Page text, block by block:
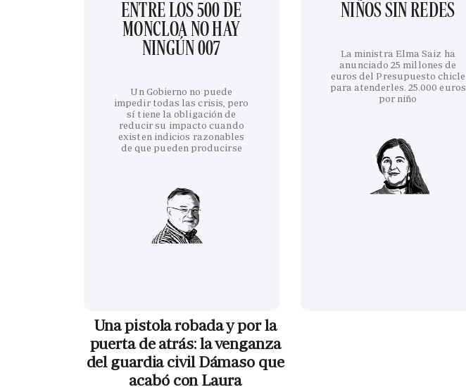
ENTRE LOS 500 DE
MONCLOA NO HAY
NINGÚN 007
Un Gobierno no puede
impedir todas las crisis, pero
sí tiene la obligación de
reducir su impacto cuando
existen indicios razonables
de que pueden producirse
NIÑOS SIN REDES
La ministra Elma Saiz ha
anunciado 25 millones de
euros del Presupuesto chicle
para atenderles. 25.000 euros
por niño
Una pistola robada y por la
puerta de atrás: la venganza
del guardia civil Dámaso que
acabó con Laura